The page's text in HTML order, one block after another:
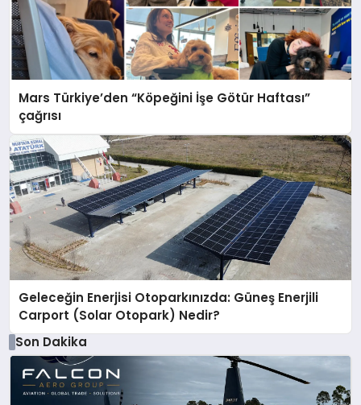
Mars Türkiye’den “Köpeğini İşe Götür Haftası”
çağrısı
Geleceğin Enerjisi Otoparkınızda: Güneş Enerjili
Carport (Solar Otopark) Nedir?
Son Dakika